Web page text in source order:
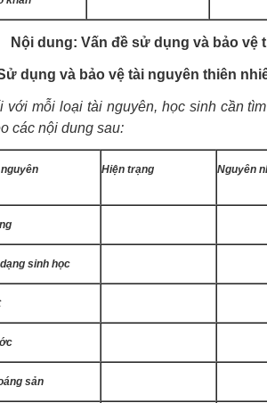
Nội dung: Vấn đề sử dụng và bảo vệ
dụng và bảo vệ tài nguyên thiên
với mỗi loại tài nguyên, học sinh cần
các nội dung sau:
nguyên Hiện trạng Nguyên
sinh học
sản